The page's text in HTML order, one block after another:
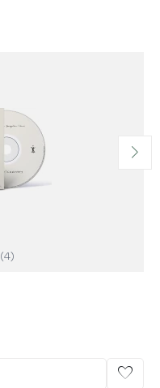
(4)
favorite